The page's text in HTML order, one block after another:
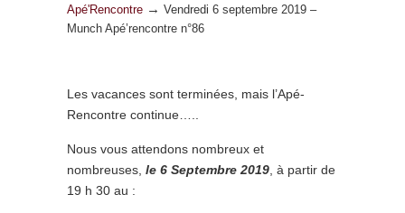
Apé'Rencontre → Vendredi 6 septembre 2019 –
Munch Apé’rencontre n°86
Les vacances sont terminées, mais l’Apé-
Rencontre continue…..
Nous vous attendons nombreux et
nombreuses, le 6 Septembre 2019 , à partir de
19 h 30 au :